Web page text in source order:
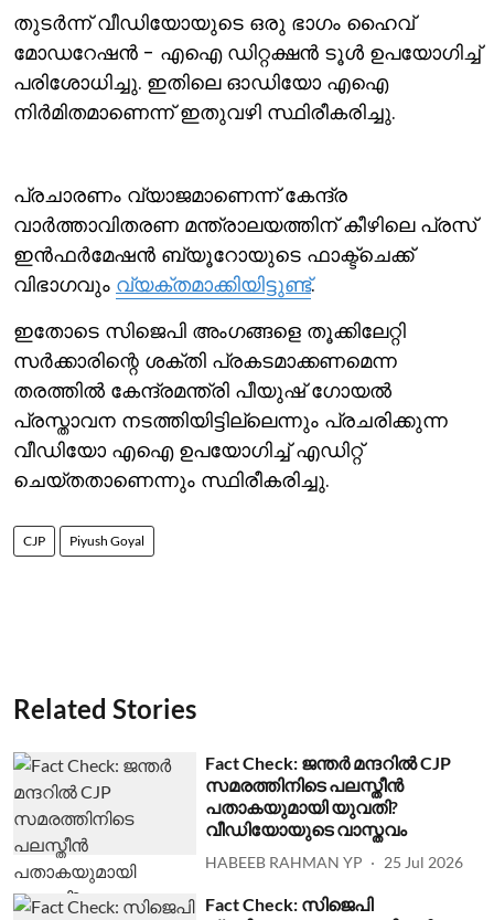
തുടര്‍ന്ന് വീഡിയോയുടെ ഒരു ഭാഗം ഹൈവ്
മോഡറേഷന്‍ - എഐ ഡിറ്റക്ഷന്‍ ടൂള്‍ ഉപയോഗിച്ച്
പരിശോധിച്ചു. ഇതിലെ ഓഡിയോ എഐ
നിര്‍മിതമാണെന്ന് ഇതുവഴി സ്ഥിരീകരിച്ചു.
പ്രചാരണം വ്യാജമാണെന്ന് കേന്ദ്ര
വാര്‍ത്താവിതരണ മന്ത്രാലയത്തിന് കീഴിലെ പ്രസ്
ഇന്‍ഫര്‍മേഷന്‍ ബ്യൂറോയുടെ ഫാക്ട്ചെക്ക്
വിഭാഗവും വ്യക്തമാക്കിയിട്ടുണ്ട്.
ഇതോടെ സിജെപി അംഗങ്ങളെ തൂക്കിലേറ്റി
സര്‍ക്കാരിന്റെ ശക്തി പ്രകടമാക്കണമെന്ന
തരത്തില്‍ കേന്ദ്രമന്ത്രി പീയുഷ് ഗോയല്‍
പ്രസ്താവന നടത്തിയിട്ടില്ലെന്നും പ്രചരിക്കുന്ന
വീഡിയോ എഐ ഉപയോഗിച്ച് എഡിറ്റ്
ചെയ്തതാണെന്നും സ്ഥിരീകരിച്ചു.
CJP Piyush Goyal
Related Stories
Fact Check: ജന്തര്‍ മന്ദറില്‍ CJP
സമരത്തിനിടെ പലസ്തീന്‍
പതാകയുമായി യുവതി?
വീഡിയോയുടെ വാസ്തവം
HABEEB RAHMAN YP 25 Jul 2026
Fact Check: സിജെപി